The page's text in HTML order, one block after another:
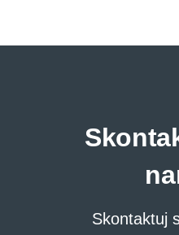
Skontaktuj